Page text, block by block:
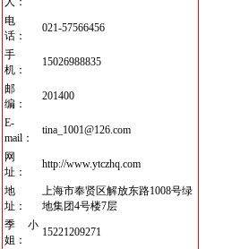
电
话：
021-57566456
手
机：
15026988835
邮
编：
201400
E-
mail：
tina_1001@126.com
网
址：
http://www.ytczhq.com
地
址：
上海市奉贤区解放东路1008号绿
地集团4号楼7层
季小
姐：
15221209271